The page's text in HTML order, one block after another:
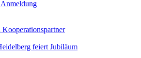
feiert Jubiläum